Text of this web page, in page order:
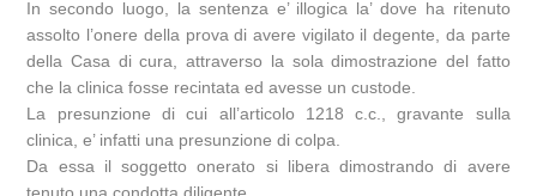
In secondo luogo, la sentenza e’ illogica la’ dove ha ritenuto
assolto l’onere della prova di avere vigilato il degente, da parte
della Casa di cura, attraverso la sola dimostrazione del fatto
che la clinica fosse recintata ed avesse un custode.
La presunzione di cui all’articolo 1218 c.c., gravante sulla
clinica, e’ infatti una presunzione di colpa.
Da essa il soggetto onerato si libera dimostrando di avere